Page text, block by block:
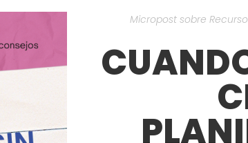
Micropost sobre